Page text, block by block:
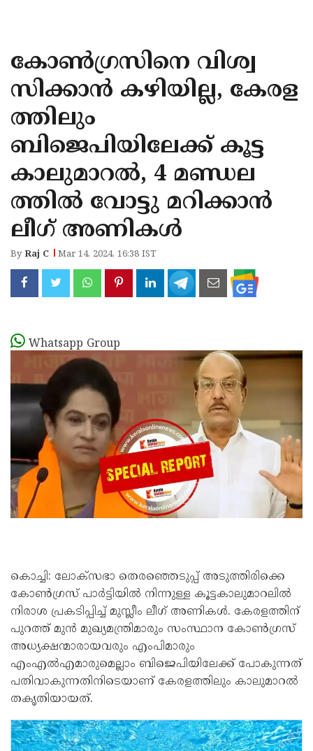
KANNUR
KASARAGOD
കോണ്‍ഗ്രസിനെ വിശ്വ
സിക്കാന്‍ കഴിയില്ല, കേരള
ത്തിലും
ബിജെപിയിലേക്ക് കൂട്ട
കാലുമാറല്‍, 4 മണ്ഡല
ത്തില്‍ വോട്ടു മറിക്കാന്‍
ലീഗ് അണികള്‍
ByRaj C Mar 14, 2024, 16:38 IST
Whatsapp Group
കൊച്ചി: ലോക്‌സഭാ തെരഞ്ഞെടുപ്പ് അടുത്തിരിക്കെ
കോണ്‍ഗ്രസ് പാര്‍ട്ടിയില്‍ നിന്നുള്ള കൂട്ടകാലുമാറലില്‍
നിരാശ പ്രകടിപ്പിച്ച് മുസ്ലീം ലീഗ് അണികള്‍. കേരളത്തിന്
പുറത്ത് മുന്‍ മുഖ്യമന്ത്രിമാരും സംസ്ഥാന കോണ്‍ഗ്രസ്
അധ്യക്ഷന്മാരായവരും എംപിമാരും
എംഎല്‍എമാരുമെല്ലാം ബിജെപിയിലേക്ക് പോകുന്നത്
പതിവാകുന്നതിനിടെയാണ് കേരളത്തിലും കാലുമാറല്‍
തകൃതിയായത്.